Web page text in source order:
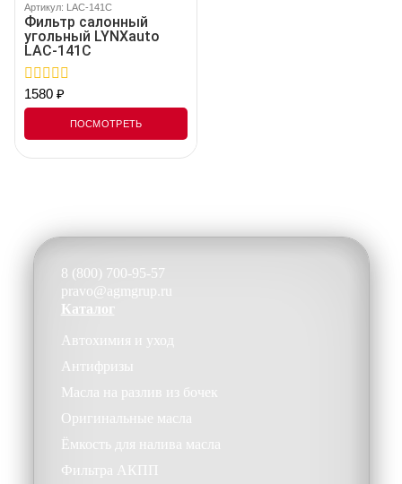
Артикул: LAC-141C
Фильтр салонный
угольный LYNXauto
LAC-141C
0
out
5
1580 ₽
ПОСМОТРЕТЬ
8 (800) 700-95-57
pravo@agmgrup.ru
Каталог
Автохимия и уход
Антифризы
Масла на разлив из бочек
Оригинальные масла
Ёмкость для налива масла
Фильтра АКПП